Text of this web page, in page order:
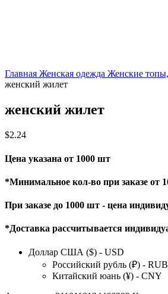
Главная Женская одежда Женские
женский жилет
женский жилет
$2.24
Цена указана от 1000 шт
*Минимальное кол-во при заказе от
При заказе до 1000 шт - цена
*Доставка рассчитывается
Доллар США ($) - USD
Российский рубль (₽) - RUB
Китайский юань (¥) - CNY